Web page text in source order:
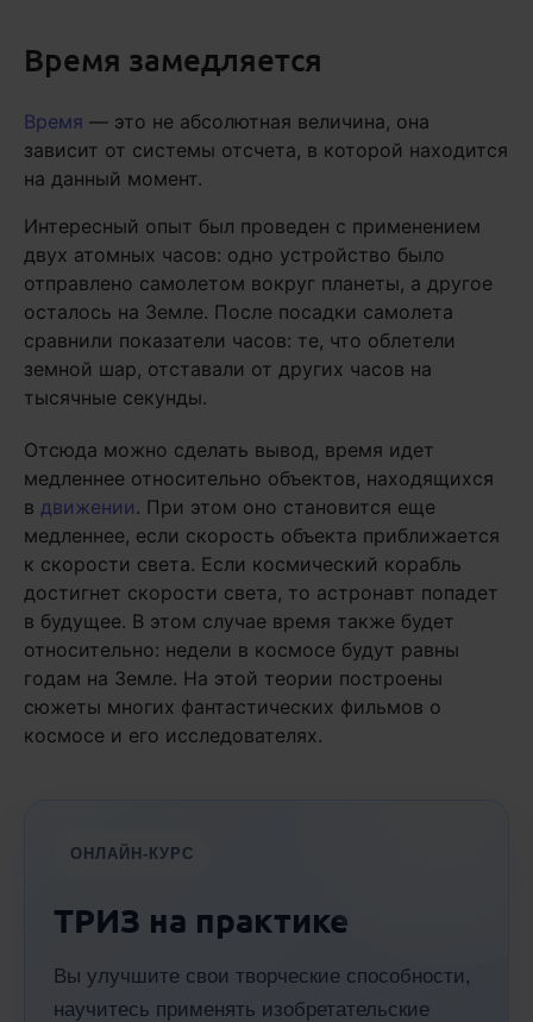
Время замедляется
Время — это не абсолютная величина, она
зависит от системы отсчета, в которой находится
на данный момент.
Интересный опыт был проведен с применением
двух атомных часов: одно устройство было
отправлено самолетом вокруг планеты, а другое
осталось на Земле. После посадки самолета
сравнили показатели часов: те, что облетели
земной шар, отставали от других часов на
тысячные секунды.
Отсюда можно сделать вывод, время идет
медленнее относительно объектов, находящихся
в движении. При этом оно становится еще
медленнее, если скорость объекта приближается
к скорости света. Если космический корабль
достигнет скорости света, то астронавт попадет
в будущее. В этом случае время также будет
относительно: недели в космосе будут равны
годам на Земле. На этой теории построены
сюжеты многих фантастических фильмов о
космосе и его исследователях.
ОНЛАЙН-КУРС
ТРИЗ на практике
Вы улучшите свои творческие способности,
научитесь применять изобретательские